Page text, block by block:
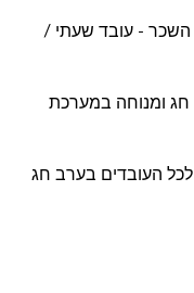
השכר - עובד שעתי /
חג ומנוחה במערכת
לכל העובדים בערב חג